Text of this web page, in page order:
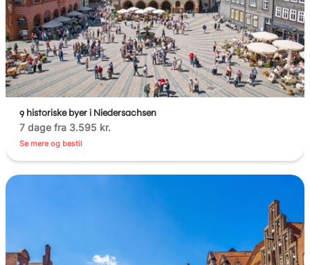
9 historiske byer i Niedersachsen
7 dage fra 3.595 kr.
Se mere og bestil